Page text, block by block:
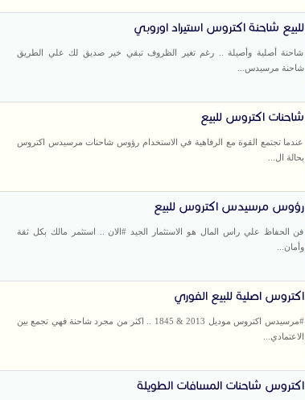
للبيع شاحنة اكتروس استيراد اوروبي
شاحنة أصلية وأصيلة .. رغم تغير الظروف تبقي خير صديق لك علي الطريق
شاحنة مرسيدس...
شاحنات اكتروس للبيع
عندما تجتمع القوة مع الرفاهية في الاستخدام رؤوس شاحنات مرسيدس اكتروس
بحالة ال...
رؤوس مرسيدس اكتروس للبيع
فن الحفاظ علي راس المال هو الاستثمار الجيد #الان .. استثمر مالك بكل ثقة
وأمان...
اكتروس اصلية للبيع الفوري
#مرسيدس اكتروس موديل 2013 & 1845 .. اكثر من مجرد شاحنة فهي تجمع بين
الاعتمادي...
اكتروس شاحنات المسافات الطويلة